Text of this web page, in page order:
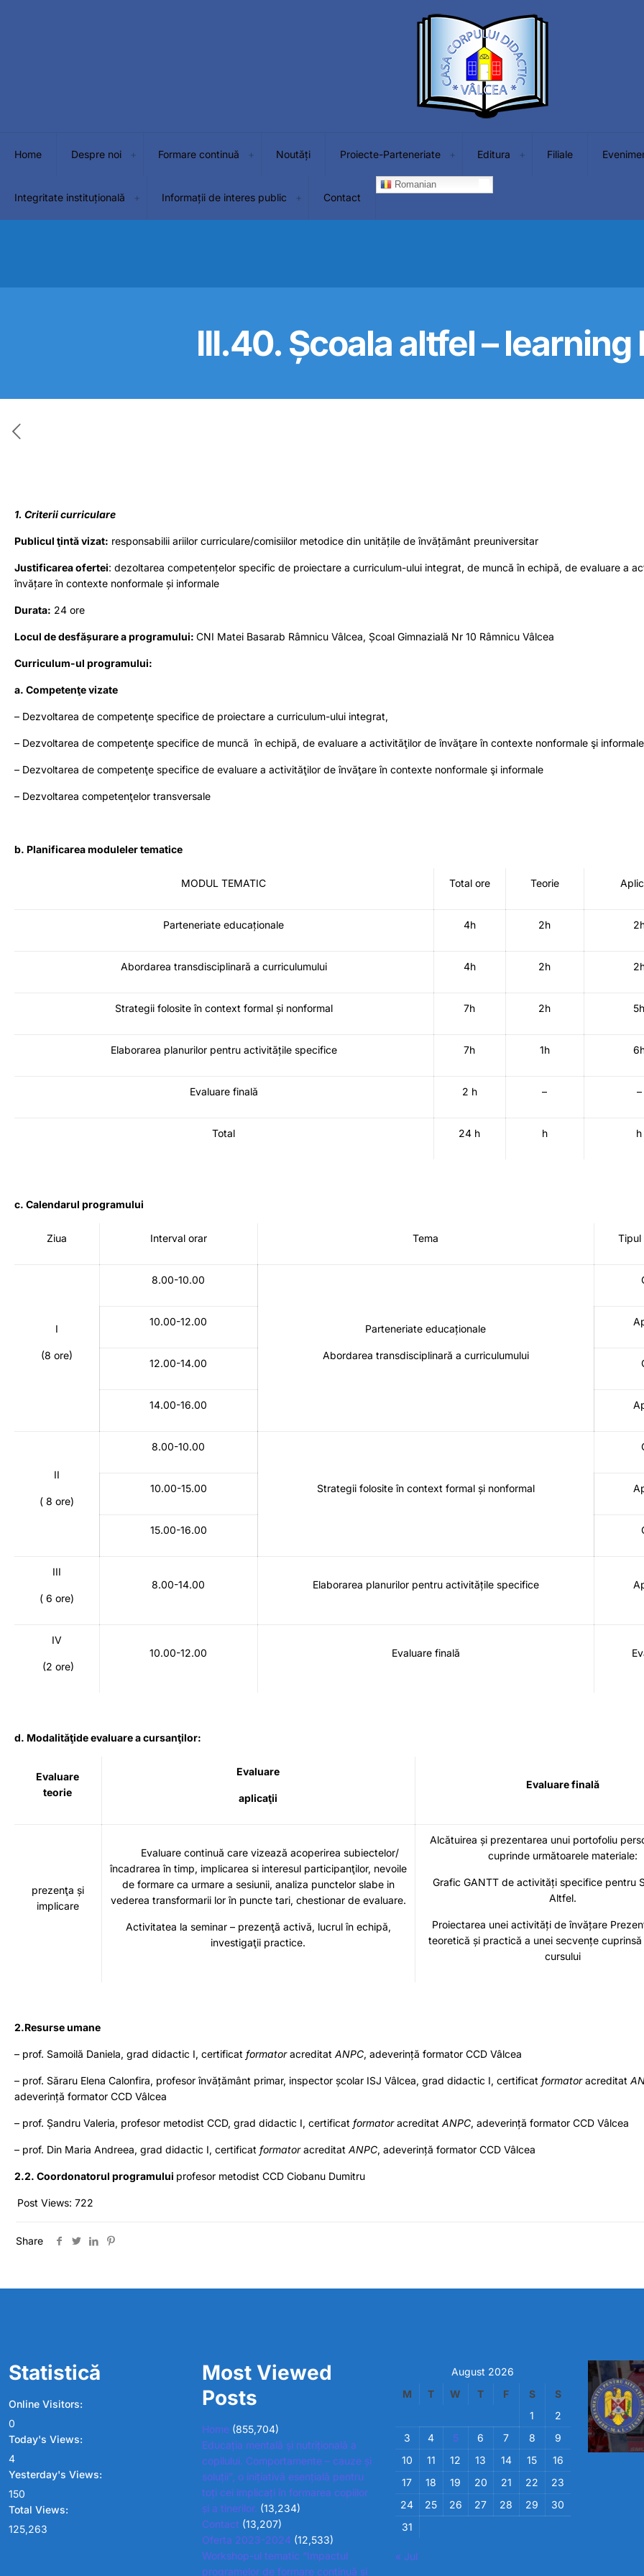
Home Despre noi Formare continuă Noutăți Proiecte-Parteneriate Editura Filiale
Integritate instituțională Informații de interes public Contact
Romanian
III.40. Școala altfel –
1. Criterii curriculare
Publicul ţintă vizat: responsabilii ariilor curriculare/comisiilor metodice din unitățile de învățământ preuniversitar
Justificarea ofertei: dezoltarea competențelor specific de proiectare a curriculum-ului integrat, de muncă în echipă, de evaluare a
învățare în contexte nonformale și informale
Durata: 24 ore
Locul de desfășurare a programului: CNI Matei Basarab Râmnicu Vâlcea, Școal Gimnazială Nr 10 Râmnicu Vâlcea
Curriculum-ul programului:
a. Competenţe vizate
– Dezvoltarea de competenţe specifice de proiectare a curriculum-ului integrat,
– Dezvoltarea de competenţe specifice de muncă în echipă, de evaluare a activităţilor de învăţare în contexte nonformale şi informale
– Dezvoltarea de competenţe specifice de evaluare a activităţilor de învăţare în contexte nonformale şi informale
– Dezvoltarea competenţelor transversale
b. Planificarea moduleler tematice
MODUL TEMATIC Total ore Teorie
Parteneriate educaționale 4h 2h
Abordarea transdisciplinară a curriculumului 4h 2h
Strategii folosite în context formal și nonformal 7h 2h 5h
Elaborarea planurilor pentru activitățile specifice 7h 1h
Evaluare finală 2 h – –
Total 24 h h h
c. Calendarul programului
Ziua Interval orar Tema Tipul
I
(8 ore)
8.00-10.00
Parteneriate educaționale
Abordarea transdisciplinară a curriculumului
10.00-12.00
12.00-14.00
14.00-16.00
II
( 8 ore)
8.00-10.00
Strategii folosite în context formal și nonformal
10.00-15.00
15.00-16.00
III
( 6 ore)
8.00-14.00 Elaborarea planurilor pentru activitățile specifice
IV
(2 ore)
10.00-12.00 Evaluare finală
d. Modalităţide evaluare a cursanţilor:
Evaluare
teorie
Evaluare
aplicaţii
Evaluare finală
prezenţa și
implicare
Evaluare continuă care vizează acoperirea subiectelor/
încadrarea în timp, implicarea si interesul participanţilor, nevoile
de formare ca urmare a sesiunii, analiza punctelor slabe in
vederea transformarii lor în puncte tari, chestionar de evaluare.
Activitatea la seminar – prezenţă activă, lucrul în echipă,
investigaţii practice.
Alcătuirea și prezentarea unui portofoliu
cuprinde următoarele materiale:
Grafic GANTT de activități specifice pentru
Altfel.
Proiectarea unei activități de învățare
teoretică și practică a unei secvențe
cursului
2.Resurse umane
– prof. Samoilă Daniela, grad didactic I, certificat formatoracreditat ANPC, adeverință formator CCD Vâlcea
– prof. Săraru Elena Calonfira, profesor învățământ primar, inspector școlar ISJ Vâlcea, grad didactic I, certificat formatoracreditat
adeverință formator CCD Vâlcea
– prof. Șandru Valeria, profesor metodist CCD, grad didactic I, certificat formatoracreditat ANPC, adeverință formator CCD Vâlcea
– prof. Din Maria Andreea, grad didactic I, certificat formatoracreditat ANPC, adeverință formator CCD Vâlcea
2.2. Coordonatorul programului profesor metodist CCD Ciobanu Dumitru
Post Views: 722
Share
Statistică
Online Visitors:
0
Today's Views:
4
Yesterday's Views:
150
Total Views:
125,263
Most Viewed
Posts
Home (855,704)
Educația mentală și nutrițională a
copilului. Comportamente – cauze și
soluții”, o inițiativă esențială pentru
toți cei implicați în formarea copiilor
și a tinerilor. (13,234)
Contact (13,207)
Oferta 2023-2024 (12,533)
Workshop-ul tematic “Impactul
programelor de formare continuă și
August 2026
M
T W T F S
S
1
2
3
4 5 6 7 8
9
10
11 12 13 14 15
16
17
18 19 20 21 22
23
24
25 26 27 28 29
30
31
« Jul